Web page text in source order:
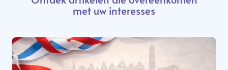
met uw interesses